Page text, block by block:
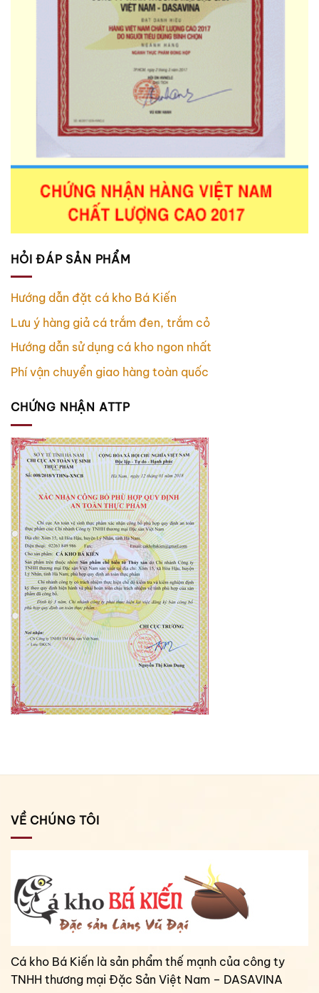
HỎI ĐÁP SẢN PHẨM
Hướng dẫn đặt cá kho Bá Kiến
Lưu ý hàng giả cá trắm đen, trắm cỏ
Hướng dẫn sử dụng cá kho ngon nhất
Phí vận chuyển giao hàng toàn quốc
CHỨNG NHẬN ATTP
VỀ CHÚNG TÔI
Cá kho Bá Kiến là sản phẩm thế mạnh của công ty
TNHH thương mại Đặc Sản Việt Nam – DASAVINA